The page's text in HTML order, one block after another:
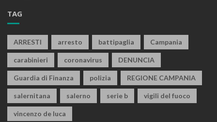
TAG
ARRESTI arresto battipaglia Campania
carabinieri coronavirus DENUNCIA
Guardia di Finanza polizia REGIONE CAMPANIA
salernitana salerno serie b vigili del fuoco
vincenzo de luca